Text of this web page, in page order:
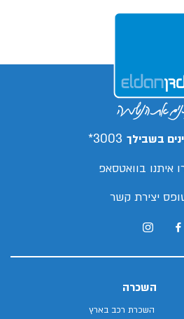
בשבילך 3003*
איתנו בוואטסאפ
יצירת קשר
השכרה
השכרת רכב בארץ